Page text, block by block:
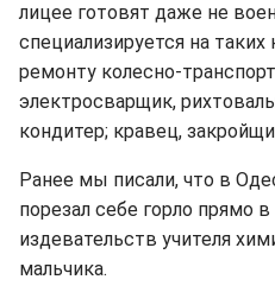
лицее готовят даже не
специализируется на таких
ремонту колесно-
электросварщик,
кондитер; кравец,
Ранее мы писали, что в
порезал себе горло прямо
издевательств учителя
мальчика.